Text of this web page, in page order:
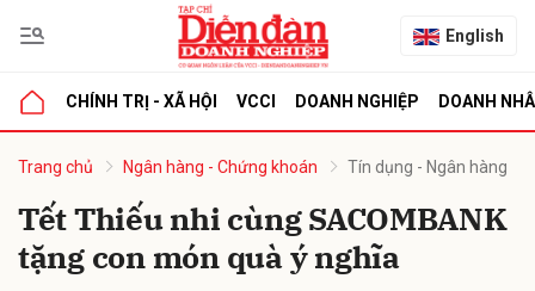
English
CHÍNH TRỊ - XÃ HỘI VCCI DOANH NGHIỆP DOANH
Trang chủ Ngân hàng - Chứng khoán Tín dụng - Ngân hàng
Tết Thiếu nhi cùng SACOMBANK
tặng con món quà ý nghĩa
luận